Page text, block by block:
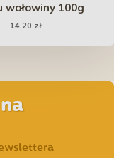
wołowiny 100g
14,20 zł